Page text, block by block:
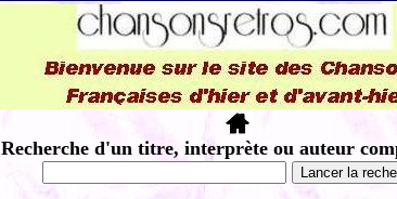
Recherche d'un titre, interprète ou auteur